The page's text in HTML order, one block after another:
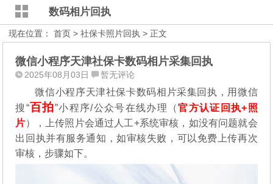
数码相片回执
现在位置：首页 >社保卡照片回执 > 正文
微信小程序天津社保卡数码相片采集回执
2025年08月03日 暂无评论
微信小程序天津社保卡数码相片采集回执，用微信
搜“百拍”小程序/公众号在线办理（官方认证回执+照
片），
上传照片会通过人工+系统审核，如没有问题就会
出回执并有服务通知，如审核失败，可以免费上传再次
审核，步骤如下。